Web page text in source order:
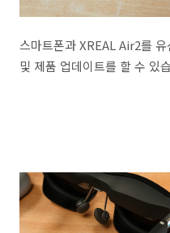
스마트폰과 XREAL Air2를
및 제품 업데이트를 할 수 있